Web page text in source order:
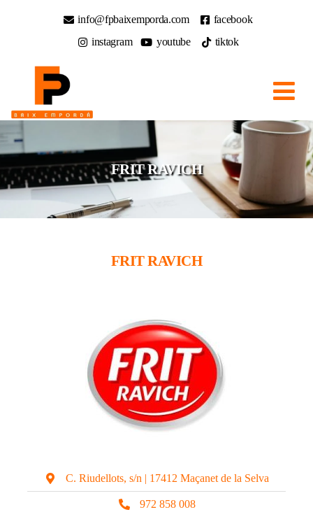
info@fpbaixemporda.com
facebook
instagram
youtube tiktok
FRIT RAVICH
FRIT RAVICH
C. Riudellots, s/n | 17412 Maçanet de la Selva
972 858 008